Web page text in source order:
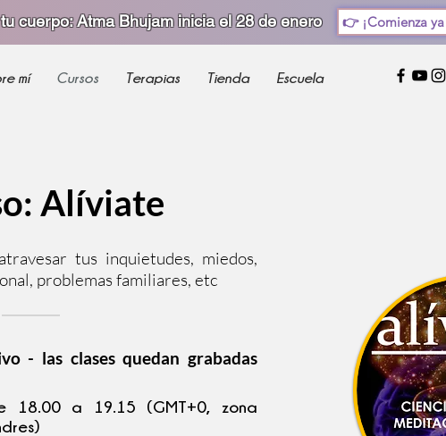
cuerpo: Atma Bhujam inicia el 28 de enero 👉 ¡Comienza
mí Cursos Terapias Tienda Escuela
Alíviate
tus inquietudes, miedos,
problemas familiares, etc
- las clases quedan grabadas
18.00 a 19.15 (GMT+0, zona